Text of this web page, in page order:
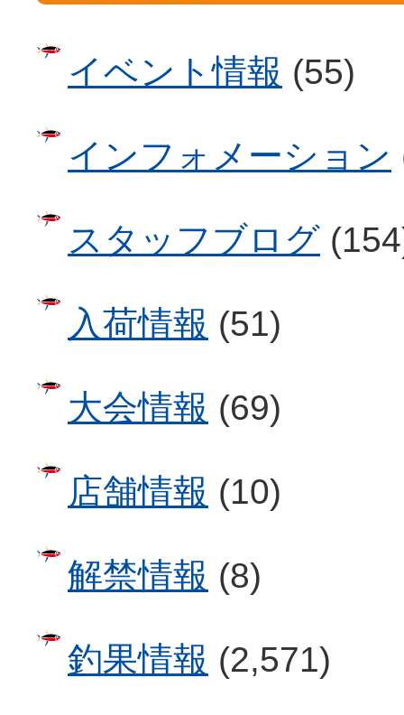
イベント情報 (55)
インフォメーション
スタッフブログ
入荷情報 (51)
大会情報 (69)
店舗情報 (10)
解禁情報 (8)
釣果情報 (2,571)